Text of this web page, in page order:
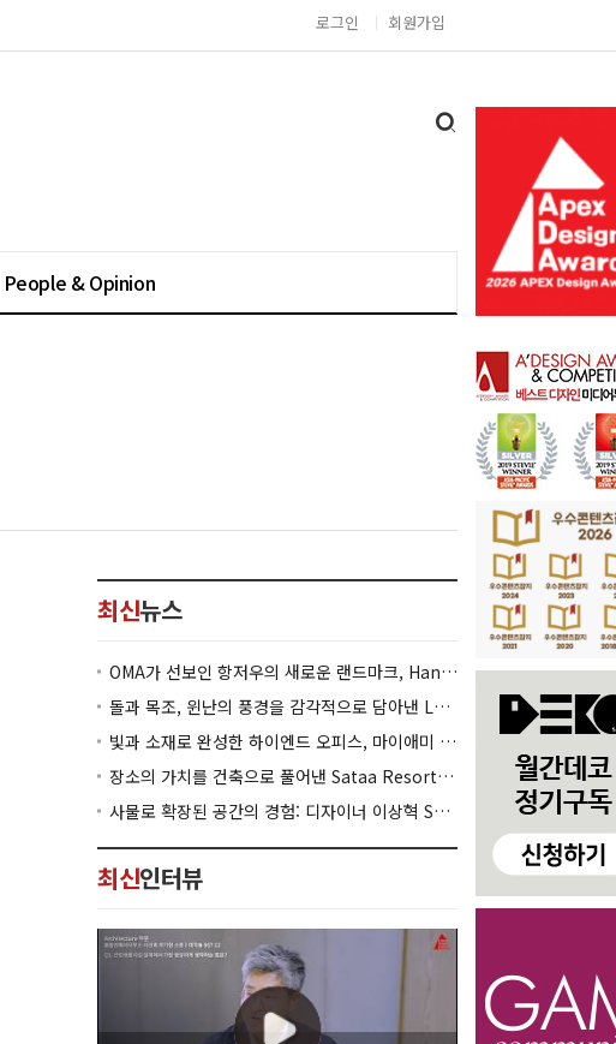
로그인 회원가입
People & Opinion
최신뉴스
OMA가 선보인 항저우의 새로운 랜드마크, Hangzhou Prism
돌과 목조, 윈난의 풍경을 감각적으로 담아낸 Lan Bistro Yunnan Restaurant
빛과 소재로 완성한 하이엔드 오피스, 마이애미 830 Brickell
장소의 가치를 건축으로 풀어낸 Sataa Resort Nan
사물로 확장된 공간의 경험: 디자이너 이상혁 SANGHYEOK LEE
최신인터뷰